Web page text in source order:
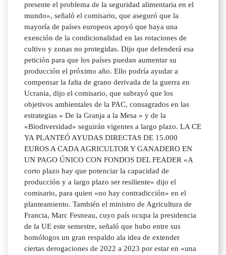
presente el problema de la seguridad alimentaria en el
mundo», señaló el comisario, que aseguró que la
mayoría de países europeos apoyó que haya una
exención de la condicionalidad en las rotaciones de
cultivo y zonas no protegidas. Dijo que defenderá esa
petición para que los países puedan aumentar su
producción el próximo año. Ello podría ayudar a
compensar la falta de grano derivada de la guerra en
Ucrania, dijo el comisario, que subrayó que los
objetivos ambientales de la PAC, consagrados en las
estrategias « De la Granja a la Mesa » y de la
«Biodiversidad» seguirán vigentes a largo plazo. LA CE
YA PLANTEÓ AYUDAS DIRECTAS DE 15.000
EUROS A CADA AGRICULTOR Y GANADERO EN
UN PAGO ÚNICO CON FONDOS DEL FEADER «A
corto plazo hay que potenciar la capacidad de
producción y a largo plazo ser resiliente» dijo el
comisario, para quien «no hay contradicción» en el
planteamiento. También el ministro de Agricultura de
Francia, Marc Fesneau, cuyo país ocupa la presidencia
de la UE este semestre, señaló que hubo entre sus
homólogos un gran respaldo ala idea de extender
ciertas derogaciones de 2022 a 2023 por estar en «una